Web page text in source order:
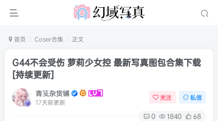
首页 Coser合集 正文
G44不会受伤 萝莉少女控 最新写真图包合集下载
[持续更新]
青笺杂货铺
17天前更新
关注 私信
0 1840 68